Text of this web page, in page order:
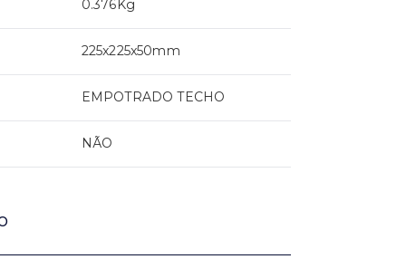
0.376Kg
225x225x50mm
EMPOTRADO TECHO
NÃO